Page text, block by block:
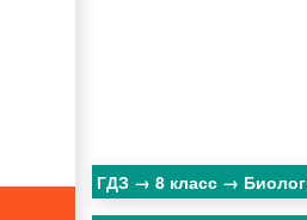
ГДЗ 8 класс